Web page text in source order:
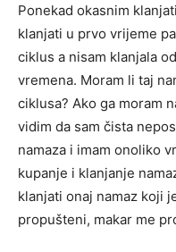
Ponekad okasnim
klanjati u prvo vrijeme
ciklus a nisam klanjala
vremena. Moram li taj
ciklusa? Ako ga moram
vidim da sam čista
namaza i imam onoliko
kupanje i klanjanje
klanjati onaj namaz koji
propušteni, makar me